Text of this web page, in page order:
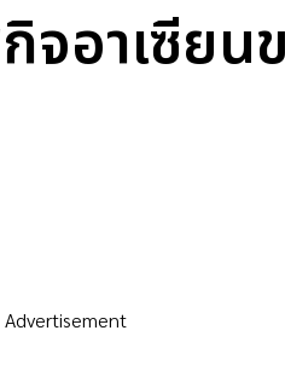
จอาเซีย
Advertisement